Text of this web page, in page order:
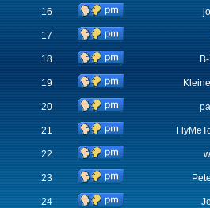
16
17
18
19
20
21
22
23
24